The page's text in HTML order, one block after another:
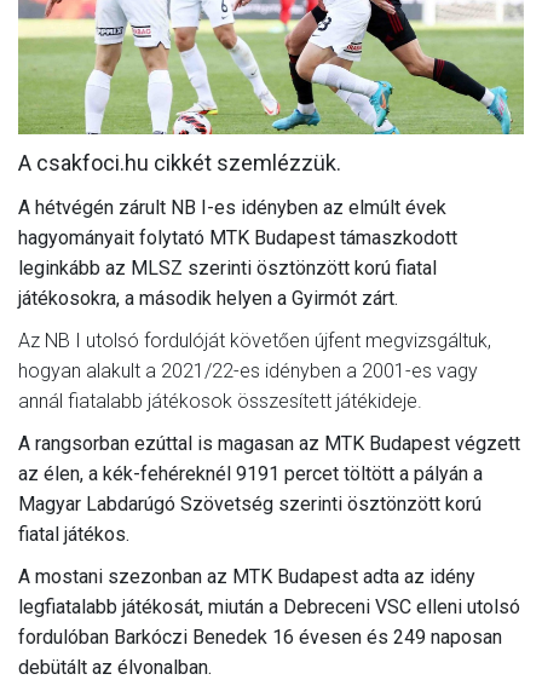
KLUB
GALÉRIA
SZURKOLÓI ÉLMÉNYEK
AKKREDITÁCIÓ
A csakfoci.hu cikkét szemlézzük.
A hétvégén zárult NB I-es idényben az elmúlt évek
hagyományait folytató MTK Budapest támaszkodott
leginkább az MLSZ szerinti ösztönzött korú fiatal
játékosokra, a második helyen a Gyirmót zárt.
Az NB I utolsó fordulóját követően újfent megvizsgáltuk,
hogyan alakult a 2021/22-es idényben a 2001-es vagy
annál fiatalabb játékosok összesített játékideje.
A rangsorban ezúttal is magasan az MTK Budapest végzett
az élen, a kék-fehéreknél 9191 percet töltött a pályán a
Magyar Labdarúgó Szövetség szerinti ösztönzött korú
fiatal játékos.
A mostani szezonban az MTK Budapest adta az idény
legfiatalabb játékosát, miután a Debreceni VSC elleni utolsó
fordulóban Barkóczi Benedek 16 évesen és 249 naposan
debütált az élvonalban.